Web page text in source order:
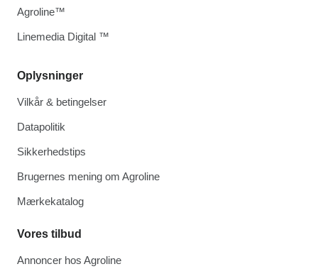
Oplysninger
Vilkår & betingelser
Datapolitik
Sikkerhedstips
Brugernes mening om Agroline
Mærkekatalog
Vores tilbud
Annoncer hos Agroline
Agroline™
Linemedia Digital ™